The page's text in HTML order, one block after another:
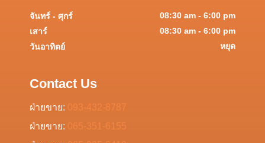
จันทร์ - ศุกร์
08:30 am - 6:00 pm
เสาร์
08:30 am - 6:00 pm
วันอาทิตย์
หยุด
Contact Us
ฝ่ายขาย: 093-432-8787
ฝ่ายขาย: 065-351-6155